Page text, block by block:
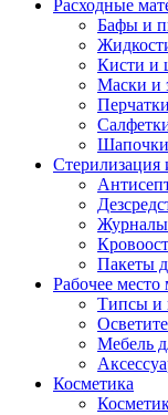
Расходные
Бафы и
Кисти и
Маски и
Перчатки
Шапочки
Стерилизация
Пакеты
Рабочее место
Типсы и
Мебель
Косметика